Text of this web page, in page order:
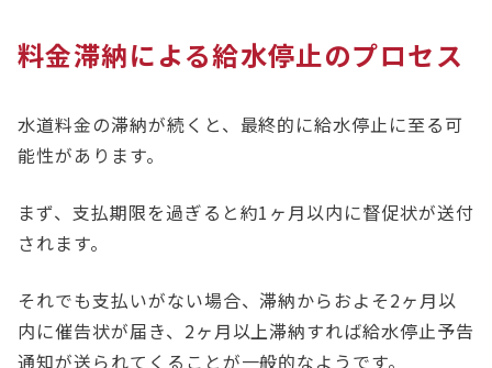
料金滞納による給水停止のプロセス
水道料金の滞納が続くと、最終的に給水停止に至る可
能性があります。
まず、支払期限を過ぎると約1ヶ月以内に督促状が送付
されます。
それでも支払いがない場合、滞納からおよそ2ヶ月以
内に催告状が届き、2ヶ月以上滞納すれば給水停止予告
通知が送られてくることが一般的なようです。